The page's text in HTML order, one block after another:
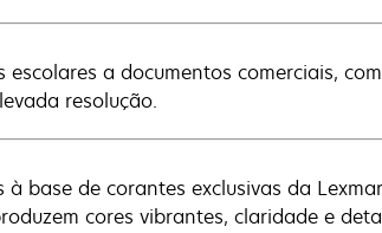
a documentos comerciais,
resolução.
base de corantes exclusivas da
cores vibrantes, claridade e